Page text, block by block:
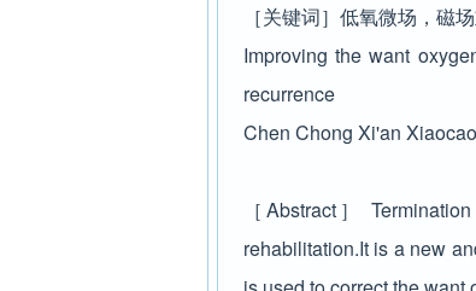
［关键词］低氧微场，磁
Improving the want
recurrence
Chen Chong Xi'an
［Abstract］
rehabilitation.It is a new